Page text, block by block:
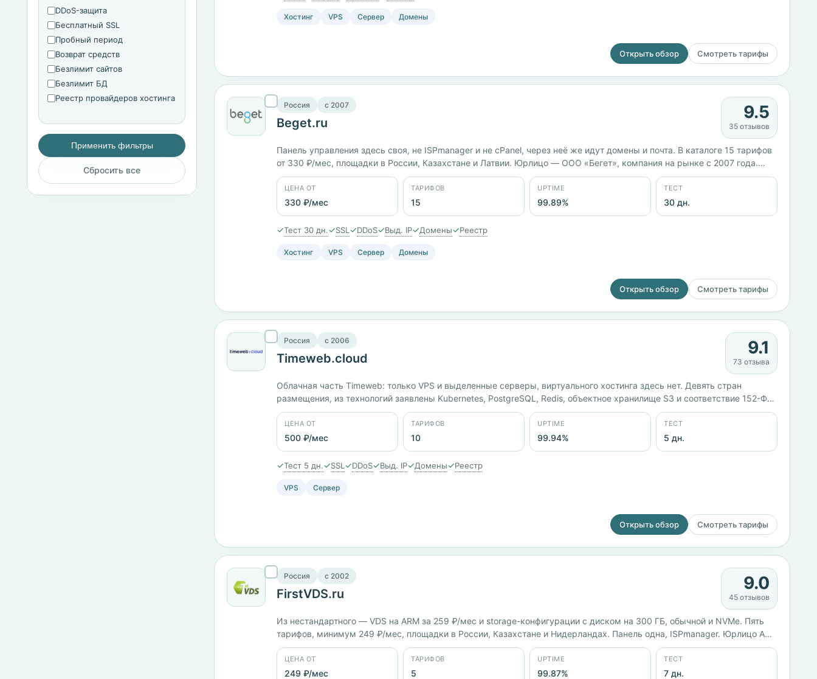
DDoS-защита
Бесплатный SSL
Пробный период
Возврат средств
Безлимит сайтов
Безлимит БД
Реестр провайдеров хостинга
Применить фильтры
Сбросить все
Хостинг VPS Сервер Домены
Открыть обзор Смотреть тарифы
Россия c 2007
Beget.ru
9.5
35 отзывов
Панель управления здесь своя, не ISPmanager и не cPanel, через неё же идут домены и почта. В каталоге 15 тарифов
от 330 ₽/мес, площадки в России, Казахстане и Латвии. Юрлицо — ООО «Бегет», компания на рынке с 2007 года.
Тестовый период 30 дней, заявленный uptime 99,89%.
ЦЕНА ОТ
330 ₽/мес
ТАРИФОВ
15
UPTIME
99.89%
ТЕСТ
30 дн.
✓Тест 30 дн.✓SSL ✓DDoS✓Выд. IP✓Домены✓Реестр
Хостинг VPS Сервер Домены
Открыть обзор Смотреть тарифы
Россия c 2006
Timeweb.cloud
9.1
73 отзыва
Облачная часть Timeweb: только VPS и выделенные серверы, виртуального хостинга здесь нет. Девять стран
размещения, из технологий заявлены Kubernetes, PostgreSQL, Redis, объектное хранилище S3 и соответствие 152-ФЗ.
Десять тарифов от 500 ₽/мес, оплата картами МИР и через СБП. Заявленный uptime 99,94%, тест — 5 дней.
ЦЕНА ОТ
500 ₽/мес
ТАРИФОВ
10
UPTIME
99.94%
ТЕСТ
5 дн.
✓Тест 5 дн.✓SSL ✓DDoS✓Выд. IP✓Домены✓Реестр
VPS Сервер
Открыть обзор Смотреть тарифы
Россия c 2002
FirstVDS.ru
9.0
45 отзывов
Из нестандартного — VDS на ARM за 259 ₽/мес и storage-конфигурации с диском на 300 ГБ, обычной и NVMe. Пять
тарифов, минимум 249 ₽/мес, площадки в России, Казахстане и Нидерландах. Панель одна, ISPmanager. Юрлицо АО
«ИОТ», на рынке с 2002 года. Тест 7 дней, заявленный uptime 99,87%.
ЦЕНА ОТ
249 ₽/мес
ТАРИФОВ
5
UPTIME
99.87%
ТЕСТ
7 дн.